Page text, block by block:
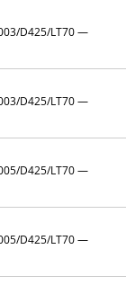
D425/LT70 —
D425/LT70 —
D425/LT70 —
D425/LT70 —